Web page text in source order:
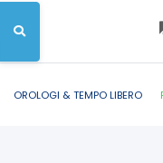
OROLOGI & TEMPO LIBERO